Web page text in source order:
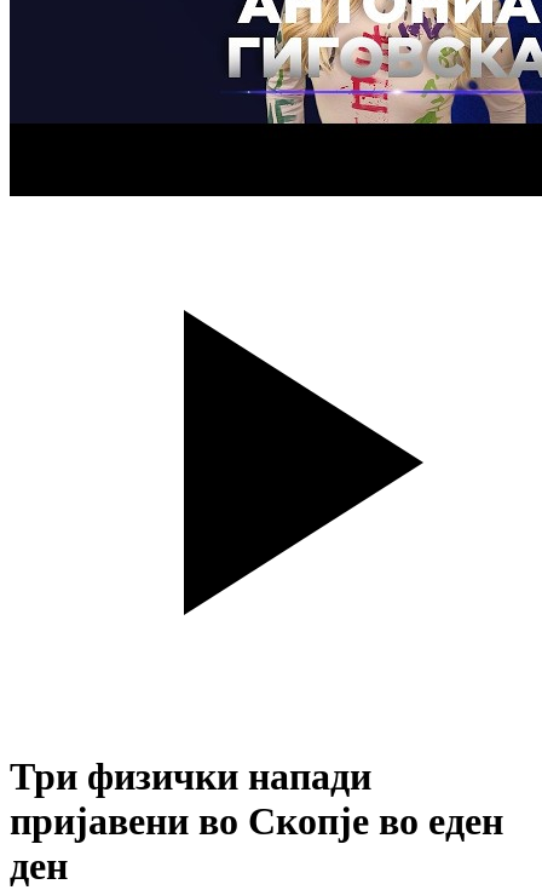
Три физички напади
пријавени во Скопје во еден
ден